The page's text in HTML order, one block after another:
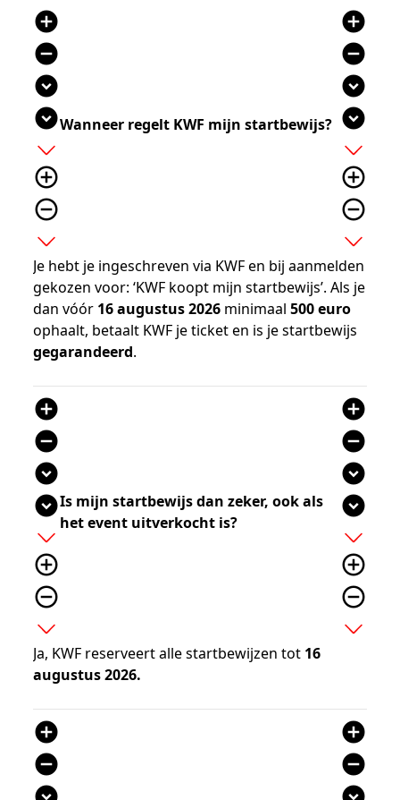
add_circle
remove_circle
expand_circle_down
expand_circle_down
add
add_circle_outline
remove_circle_outline
expand_more
Wanneer regelt KWF mijn startbewijs?
add_circle
remove_circle
expand_circle_down
expand_circle_down
add
add_circle_outline
remove_circle_outline
expand_more
Je hebt je ingeschreven via KWF en bij aanmelden
gekozen voor: ‘KWF koopt mijn startbewijs’. Als je
dan vóór 16 augustus 2026 minimaal 500 euro
ophaalt, betaalt KWF je ticket en is je startbewijs
gegarandeerd.
add_circle
remove_circle
expand_circle_down
expand_circle_down
add
add_circle_outline
remove_circle_outline
expand_more
Is mijn startbewijs dan zeker, ook als
het event uitverkocht is?
add_circle
remove_circle
expand_circle_down
expand_circle_down
add
add_circle_outline
remove_circle_outline
expand_more
Ja, KWF reserveert alle startbewijzen tot 16
augustus 2026.
add_circle
remove_circle
add_circle
remove_circle